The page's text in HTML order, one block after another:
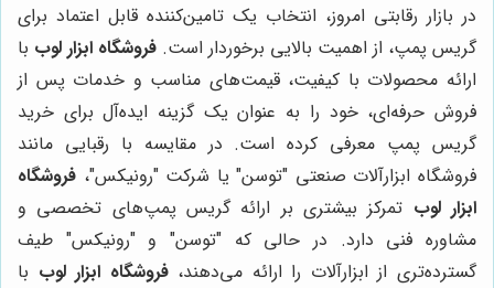
در بازار رقابتی امروز، انتخاب یک تامین‌کننده قابل اعتماد برای
گریس پمپ، از اهمیت بالایی برخوردار است. فروشگاه ابزار لوب با
ارائه محصولات با کیفیت، قیمت‌های مناسب و خدمات پس از
فروش حرفه‌ای، خود را به عنوان یک گزینه ایده‌آل برای خرید
گریس پمپ معرفی کرده است. در مقایسه با رقبایی مانند
فروشگاه ابزارآلات صنعتی "توسن" یا شرکت "رونیکس"، فروشگاه
ابزار لوب تمرکز بیشتری بر ارائه گریس پمپ‌های تخصصی و
مشاوره فنی دارد. در حالی که "توسن" و "رونیکس" طیف
گسترده‌تری از ابزارآلات را ارائه می‌دهند،فروشگاه ابزار لوب با